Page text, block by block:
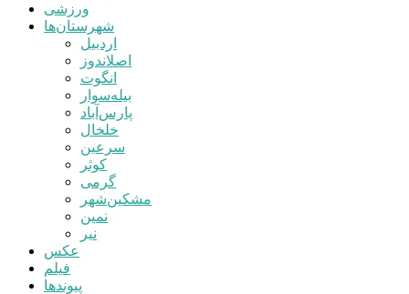
ورزشی
شهرستان‌ها
اردبیل
اصلاندوز
انگوت
بیله‌سوار
پارس‌آباد
خلخال
سرعین
کوثر
گرمی
مشکین‌شهر
نمین
نیر
عکس
فیلم
پیوندها